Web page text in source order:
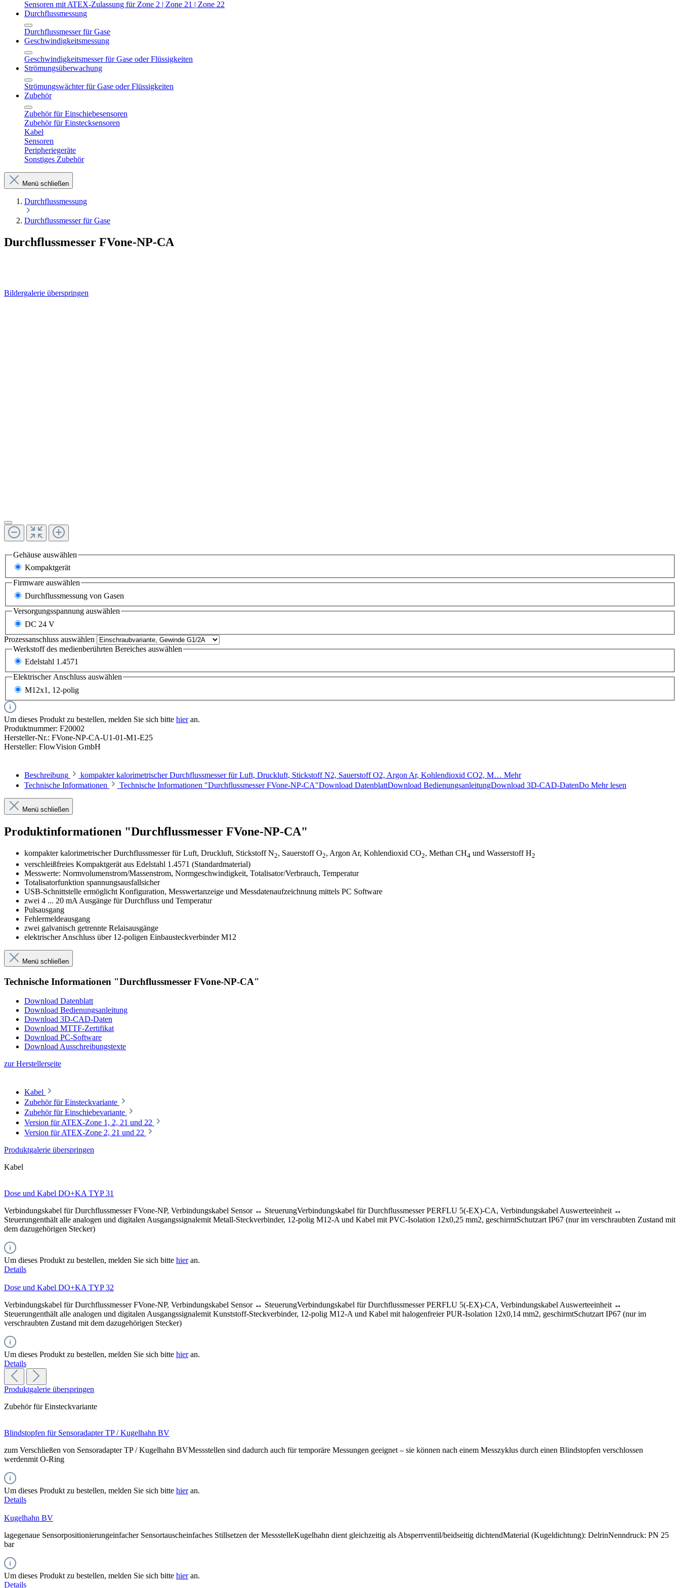
Sensoren mit ATEX-Zulassung für Zone 2 | Zone 21 | Zone 22
Durchflussmessung
Durchflussmesser für Gase
Geschwindigkeitsmessung
Geschwindigkeitsmesser für Gase oder Flüssigkeiten
Strömungsüberwachung
Strömungswächter für Gase oder Flüssigkeiten
Zubehör
Zubehör für Einschiebesensoren
Zubehör für Einstecksensoren
Kabel
Sensoren
Peripheriegeräte
Sonstiges Zubehör
Menü schließen
Durchflussmessung
Durchflussmesser für Gase
Durchflussmesser FVone-NP-CA
Bildergalerie überspringen
Gehäuse auswählen
Kompaktgerät
Firmware auswählen
Durchflussmessung von Gasen
Versorgungsspannung auswählen
DC 24 V
Prozessanschluss auswählen
Werkstoff des medienberührten Bereiches auswählen
Edelstahl 1.4571
Elektrischer Anschluss auswählen
M12x1, 12-polig
Um dieses Produkt zu bestellen, melden Sie sich bitte hieran.
Produktnummer: F20002
Hersteller-Nr.: FVone-NP-CA-U1-01-M1-E25
Hersteller: FlowVision GmbH
Beschreibung kompakter kalorimetrischer Durchflussmesser für Luft, Druckluft, Stickstoff N2, Sauerstoff O2, Argon Ar, Kohlendioxid CO2, M… Mehr
Technische Informationen
Technische Informationen "Durchflussmesser FVone-NP-CA"Download DatenblattDownload BedienungsanleitungDownload 3D-CAD-DatenDo Mehr lesen
Menü schließen
Produktinformationen "Durchflussmesser FVone-NP-CA"
kompakter kalorimetrischer Durchflussmesser für Luft, Druckluft, Stickstoff N2, Sauerstoff O2, Argon Ar, Kohlendioxid CO2, Methan CH4 und Wasserstoff H2
verschleißfreies Kompaktgerät aus Edelstahl 1.4571 (Standardmaterial)
Messwerte: Normvolumenstrom/Massenstrom, Normgeschwindigkeit, Totalisator/Verbrauch, Temperatur
Totalisatorfunktion spannungsausfallsicher
USB-Schnittstelle ermöglicht Konfiguration, Messwertanzeige und Messdatenaufzeichnung mittels PC Software
zwei 4 ... 20 mA Ausgänge für Durchfluss und Temperatur
Pulsausgang
Fehlermeldeausgang
zwei galvanisch getrennte Relaisausgänge
elektrischer Anschluss über 12-poligen Einbausteckverbinder M12
Menü schließen
Technische Informationen "Durchflussmesser FVone-NP-CA"
Download Datenblatt
Download Bedienungsanleitung
Download 3D-CAD-Daten
Download MTTF-Zertifikat
Download PC-Software
Download Ausschreibungstexte
zur Herstellerseite
Kabel
Zubehör für Einsteckvariante
Zubehör für Einschiebevariante
Version für ATEX-Zone 1, 2, 21 und 22
Version für ATEX-Zone 2, 21 und 22
Produktgalerie überspringen
Kabel
Dose und Kabel DO+KA TYP 31
Verbindungskabel für Durchflussmesser FVone-NP, Verbindungskabel Sensor ↔ SteuerungVerbindungskabel für Durchflussmesser PERFLU 5(-EX)-CA, Verbindungskabel Auswerteeinheit ↔
Steuerungenthält alle analogen und digitalen Ausgangssignalemit Metall-Steckverbinder, 12-polig M12-A und Kabel mit PVC-Isolation 12x0,25 mm2, geschirmtSchutzart IP67 (nur im verschraubten Zustand mit
dem dazugehörigen Stecker)
Um dieses Produkt zu bestellen, melden Sie sich bitte hieran.
Details
Dose und Kabel DO+KA TYP 32
Verbindungskabel für Durchflussmesser FVone-NP, Verbindungskabel Sensor ↔ SteuerungVerbindungskabel für Durchflussmesser PERFLU 5(-EX)-CA, Verbindungskabel Auswerteeinheit ↔
Steuerungenthält alle analogen und digitalen Ausgangssignalemit Kunststoff-Steckverbinder, 12-polig M12-A und Kabel mit halogenfreier PUR-Isolation 12x0,14 mm2, geschirmtSchutzart IP67 (nur im
verschraubten Zustand mit dem dazugehörigen Stecker)
Um dieses Produkt zu bestellen, melden Sie sich bitte hieran.
Details
Produktgalerie überspringen
Zubehör für Einsteckvariante
Blindstopfen für Sensoradapter TP / Kugelhahn BV
zum Verschließen von Sensoradapter TP / Kugelhahn BVMessstellen sind dadurch auch für temporäre Messungen geeignet – sie können nach einem Messzyklus durch einen Blindstopfen verschlossen
werdenmit O-Ring
Um dieses Produkt zu bestellen, melden Sie sich bitte hieran.
Details
Kugelhahn BV
lagegenaue Sensorpositionierungeinfacher Sensortauscheinfaches Stillsetzen der MessstelleKugelhahn dient gleichzeitig als Absperrventil/beidseitig dichtendMaterial (Kugeldichtung): DelrinNenndruck: PN 25
bar
Um dieses Produkt zu bestellen, melden Sie sich bitte hieran.
Details